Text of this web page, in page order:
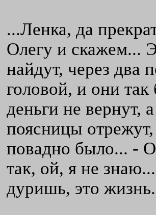
...Ленка, да
Олегу и скажем...
найдут, через два
головой, и они так
деньги не вернут,
поясницы
повадно было... -
так, ой, я не
дуришь, это